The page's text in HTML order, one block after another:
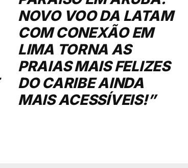
NOVO VOO DA LATAM
COM CONEXÃO EM
LIMA TORNA AS
PRAIAS MAIS FELIZES
DO CARIBE AINDA
MAIS ACESSÍVEIS!”